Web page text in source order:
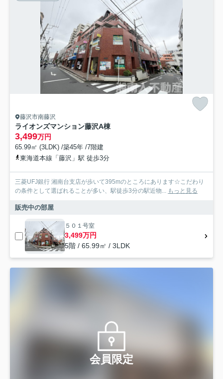
藤沢市南藤沢
ライオンズマンション藤沢A棟
3,499万円
65.99㎡ (3LDK) /築45年 /7階建
東海道本線「藤沢」駅 徒歩3分
三菱UFJ銀行 湘南台支店が歩いて395mのところにあります☆こだわり
の条件として選ばれることが多い、駅徒歩3分の駅近物... もっと見る
販売中の部屋
５０１号室
3,499万円
5階 / 65.99㎡ / 3LDK
会員限定